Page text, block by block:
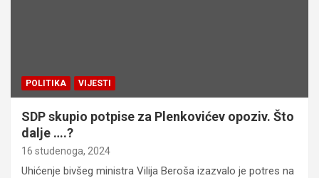
POLITIKA VIJESTI
SDP skupio potpise za Plenkovićev opoziv. Što
dalje ….?
16 studenoga, 2024
Uhićenje bivšeg ministra Vilija Beroša izazvalo je potres na